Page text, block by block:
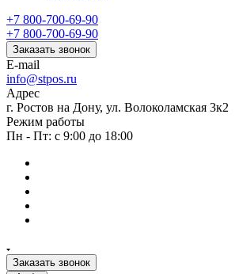
+7 800-700-69-90
+7 800-700-69-90
Заказать звонок
E-mail
info@stpos.ru
Адрес
г. Ростов на Дону, ул. Волоколамская 3к2
Режим работы
Пн - Пт: с 9:00 до 18:00
Заказать звонок